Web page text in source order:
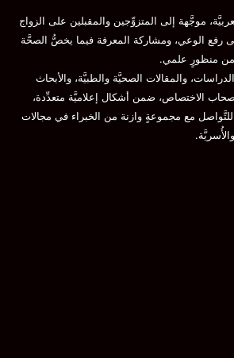
موجَّهة إلى المتزوِّجين والمقبلين على الزواج
رفع الوعي، ومشاركة المعرفة فيما يخصُّ الصحَّة
من منظورٍ علمي.
والمقالات الصحيَّة والطبيَّة، والأبحاث
الاختصاص، ضمن أشكال إعلاميَّة متعدِّدة،
للتَّواصل مع مجموعةٍ وازنة من الخبراء في مجالات